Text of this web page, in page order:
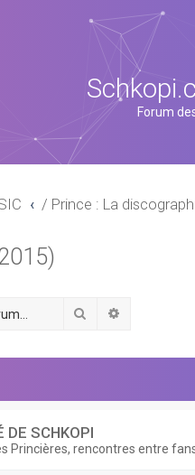
Forum
/ Prince : La
Rechercher
DE SCHKOPI
Princières, rencontres entre